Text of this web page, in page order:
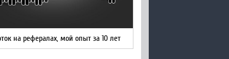
на рефералах, мой опыт за 10 лет